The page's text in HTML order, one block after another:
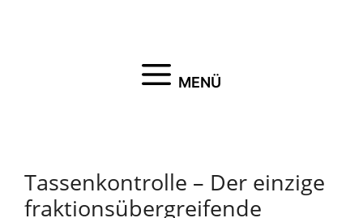
MENÜ
Tassenkontrolle – Der einzige
fraktionsübergreifende